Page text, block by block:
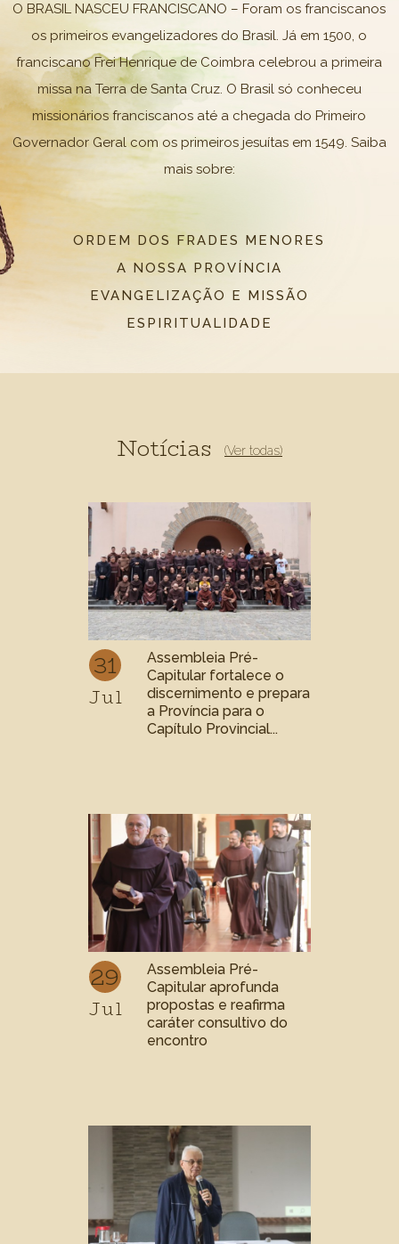
O BRASIL NASCEU FRANCISCANO – Foram os franciscanos
os primeiros evangelizadores do Brasil. Já em 1500, o
franciscano Frei Henrique de Coimbra celebrou a primeira
missa na Terra de Santa Cruz. O Brasil só conheceu
missionários franciscanos até a chegada do Primeiro
Governador Geral com os primeiros jesuítas em 1549. Saiba
mais sobre:
ORDEM DOS FRADES MENORES
A NOSSA PROVÍNCIA
EVANGELIZAÇÃO E MISSÃO
ESPIRITUALIDADE
Notícias (Ver todas)
31
Jul
Assembleia Pré-
Capitular fortalece o
discernimento e prepara
a Província para o
Capítulo Provincial...
29
Jul
Assembleia Pré-
Capitular aprofunda
propostas e reafirma
caráter consultivo do
encontro